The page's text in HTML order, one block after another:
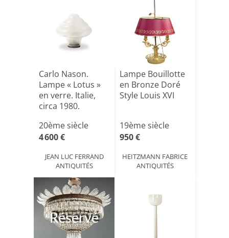
Carlo Nason.
Lampe « Lotus »
en verre. Italie,
circa 1980.
20ème siècle
4 600 €
JEAN LUC FERRAND
ANTIQUITÉS
Lampe Bouillotte
en Bronze Doré
Style Louis XVI
19ème siècle
950 €
HEITZMANN FABRICE
ANTIQUITÉS
Réservé